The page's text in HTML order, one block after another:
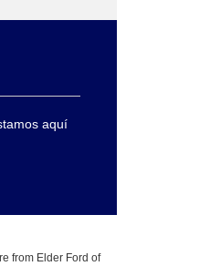
aquí
from Elder Ford of